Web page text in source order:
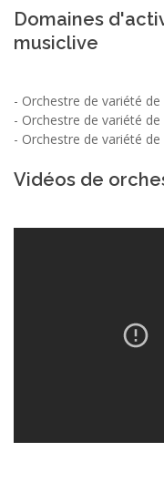
Domaines
musiclive
- Orchestre de variété
- Orchestre de variété
- Orchestre de variété
Vidéos de